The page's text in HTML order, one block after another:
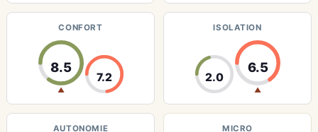
CONFORT
8.5
▲
7.2
ISOLATION
2.0
6.5
▲
AUTONOMIE MICRO